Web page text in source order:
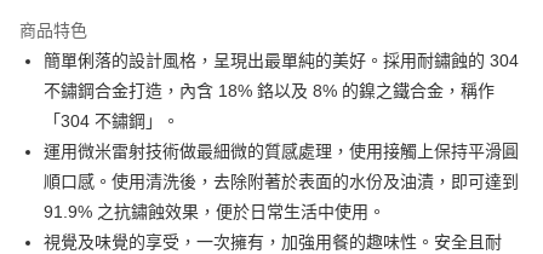
街口支付
悠遊付
AFTEE先享後付
相關說明
【關於「AFTEE先享後付」】
AFTEE先享後付是「在收到商品之後才付款」的支付方式。 讓您購物簡單
便利好安心！
ATM付款
商品特色
簡單俐落的設計風格，呈現出最單純的美好。採用耐鏽蝕的 304
不鏽鋼合金打造，內含 18% 鉻以及 8% 的鎳之鐵合金，稱作
「304 不鏽鋼」。
運用微米雷射技術做最細微的質感處理，使用接觸上保持平滑圓
順口感。使用清洗後，去除附著於表面的水份及油漬，即可達到
91.9% 之抗鏽蝕效果，便於日常生活中使用。
視覺及味覺的享受，一次擁有，加強用餐的趣味性。安全且耐